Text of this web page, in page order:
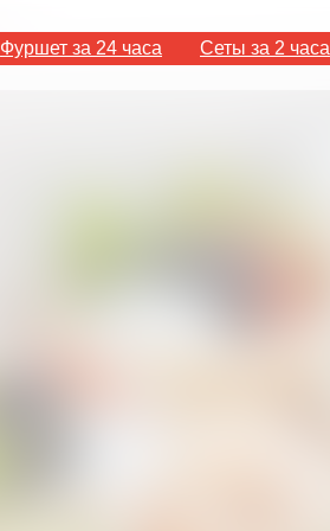
Фуршет за 24 часа Сеты за 2 часа